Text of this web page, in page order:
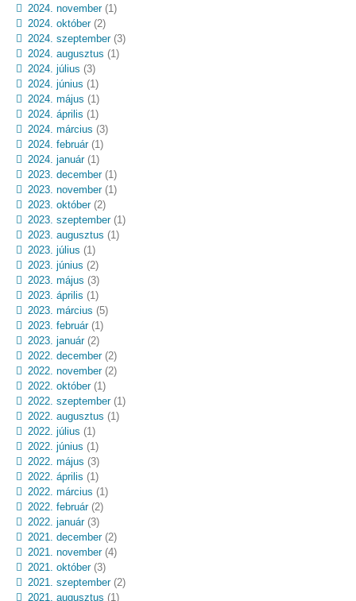
2024. november(1)
2024. október(2)
2024. szeptember(3)
2024. augusztus (1)
2024. július (3)
2024. június (1)
2024. május (1)
2024. április (1)
2024. március (3)
2024. február(1)
2024. január(1)
2023. december(1)
2023. november(1)
2023. október(2)
2023. szeptember(1)
2023. augusztus (1)
2023. július (1)
2023. június (2)
2023. május (3)
2023. április (1)
2023. március (5)
2023. február(1)
2023. január(2)
2022. december(2)
2022. november(2)
2022. október(1)
2022. szeptember(1)
2022. augusztus (1)
2022. július (1)
2022. június (1)
2022. május (3)
2022. április (1)
2022. március (1)
2022. február(2)
2022. január(3)
2021. december(2)
2021. november(4)
2021. október(3)
2021. szeptember(2)
2021. augusztus (1)